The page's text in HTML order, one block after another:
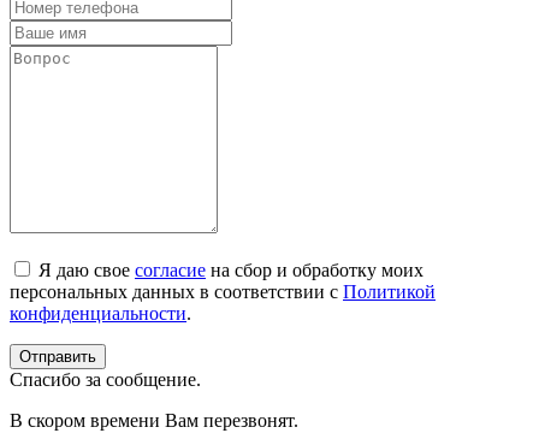
Я даю свое согласие на сбор и обработку моих
персональных данных в соответствии с Политикой
конфиденциальности.
Спасибо за сообщение.
В скором времени Вам перезвонят.